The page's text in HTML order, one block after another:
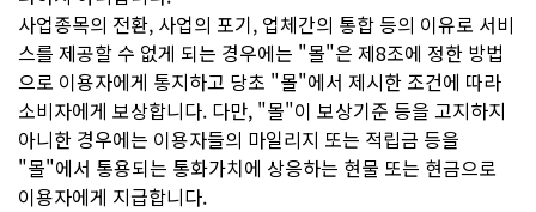
사업종목의 전환, 사업의 포기, 업체간의 통합 등의 이유로 서비
스를 제공할 수 없게 되는 경우에는 "몰"은 제8조에 정한 방법
으로 이용자에게 통지하고 당초 "몰"에서 제시한 조건에 따라
소비자에게 보상합니다. 다만, "몰"이 보상기준 등을 고지하지
아니한 경우에는 이용자들의 마일리지 또는 적립금 등을
"몰"에서 통용되는 통화가치에 상응하는 현물 또는 현금으로
이용자에게 지급합니다.